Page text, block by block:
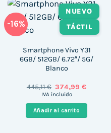
-16%
NUEVO
TÁCTIL
Smartphone Vivo Y31
6GB/ 512GB/ 6.72″/ 5G/
Blanco
445,11€ El
precio
era:
445,11 €.
374,99€El
es:
374,99 €.
IVA incluido
Añadir al carrito